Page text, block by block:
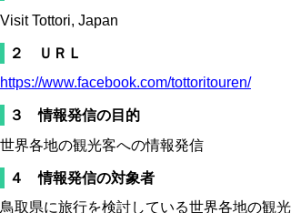
Visit Tottori, Japan
２ ＵＲＬ
https://www.facebook.com/tottoritouren/
３ 情報発信の目的
世界各地の観光客への情報発信
４ 情報発信の対象者
鳥取県に旅行を検討している世界各地の観光